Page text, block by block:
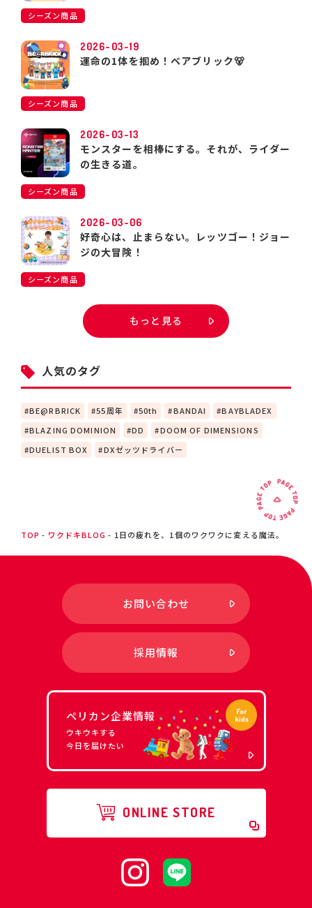
シーズン商品
2026-03-19
運命の1体を掴め！ベアブリック🐻
シーズン商品
2026-03-13
モンスターを相棒にする。それが、ライダー
の生きる道。
シーズン商品
2026-03-06
好奇心は、止まらない。レッツゴー！ジョー
ジの大冒険！
シーズン商品
もっと見る
人気のタグ
BE@RBRICK 55周年 50th BANDAI
BAYBLADEX
BLAZING DOMINION
DD
DOOM OF DIMENSIONS
DUELIST BOX
DXゼッツドライバー
TOP ワクドキBLOG 1日の疲れを、1個のワクワクに変える魔法。
お問い合わせ
採用情報
ペリカン企業情報
ウキウキする
今日を届けたい
ONLINE STORE